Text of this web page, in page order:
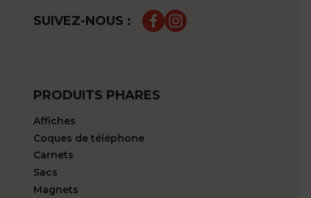
SUIVEZ-NOUS :
PRODUITS PHARES
Affiches
Coques de téléphone
Carnets
Sacs
Magnets